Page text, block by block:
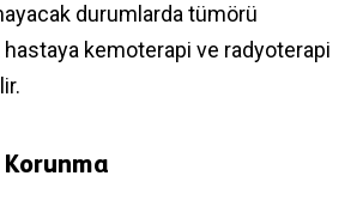
durumlarda tümörü
hastaya kemoterapi ve radyoterapi
Korunma